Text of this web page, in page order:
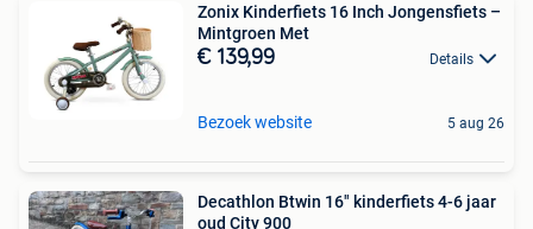
Zonix Kinderfiets 16 Inch Jongensfiets –
Mintgroen Met
€ 139,99 Details
Bezoek website 5 aug 26
Decathlon Btwin 16" kinderfiets 4-6 jaar
oud City 900